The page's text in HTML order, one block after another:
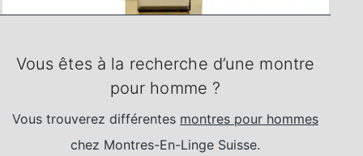
Vous êtes à la recherche d’une montre
pour homme ?
Vous trouverez différentes montres pour hommes
chez Montres-En-Linge Suisse.